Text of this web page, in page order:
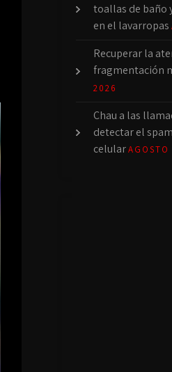
toallas de baño
en el lavarropas
Recuperar la
fragmentación
2026
Chau a las
detectar el
celular